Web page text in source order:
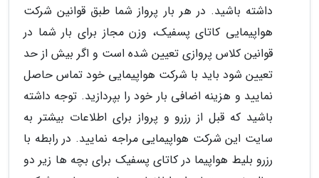
داشته باشید. در هر بار پرواز شما طبق قوانین شرکت
هواپیمایی کاتای پسفیک، وزن مجاز برای بار شما در
قوانین کلاس پروازی تعیین شده است و اگر بیش از حد
تعیین شود باید با شرکت هواپیمایی خود تماس حاصل
نمایید و هزینه اضافی بار خود را بپردازید. توجه داشته
باشید که قبل از رزرو و پرواز برای اطلاعات بیشتر به
سایت این شرکت هواپیمایی مراجه نمایید. در رابطه با
رزرو بلیط هواپیما در کاتای پسفیک برای بچه ها زیر دو